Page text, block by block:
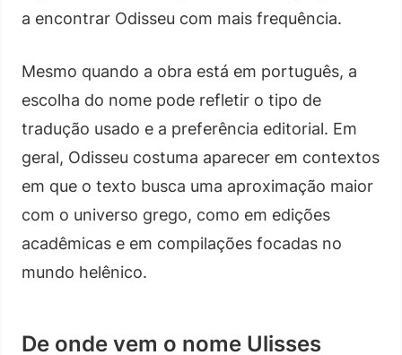
a encontrar Odisseu com mais frequência.
Mesmo quando a obra está em português, a
escolha do nome pode refletir o tipo de
tradução usado e a preferência editorial. Em
geral, Odisseu costuma aparecer em contextos
em que o texto busca uma aproximação maior
com o universo grego, como em edições
acadêmicas e em compilações focadas no
mundo helênico.
De onde vem o nome Ulisses